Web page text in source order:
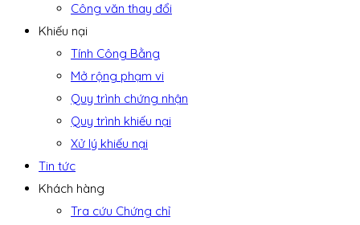
Công văn thay đổi
Khiếu nại
Tính Công Bằng
Mở rộng phạm vi
Quy trình chứng nhận
Quy trình khiếu nại
Xử lý khiếu nại
Tin tức
Khách hàng
Tra cứu Chứng chỉ